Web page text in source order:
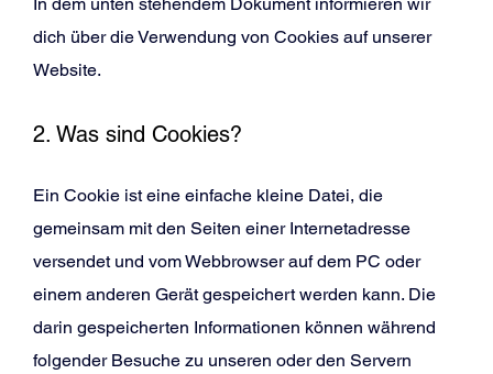
dich über die Verwendung von Cookies auf unserer
Website.
2. Was sind Cookies?
Ein Cookie ist eine einfache kleine Datei, die
gemeinsam mit den Seiten einer Internetadresse
versendet und vom Webbrowser auf dem PC oder
einem anderen Gerät gespeichert werden kann. Die
darin gespeicherten Informationen können während
folgender Besuche zu unseren oder den Servern